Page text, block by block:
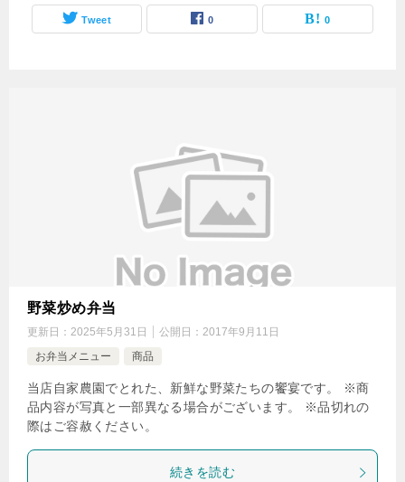
Tweet 0 0
野菜炒め弁当
更新日： 2025年5月31日 公開日： 2017年9月11日
お弁当メニュー
商品
当店自家農園でとれた、新鮮な野菜たちの饗宴です。 ※商
品内容が写真と一部異なる場合がございます。 ※品切れの
際はご容赦ください。
続きを読む